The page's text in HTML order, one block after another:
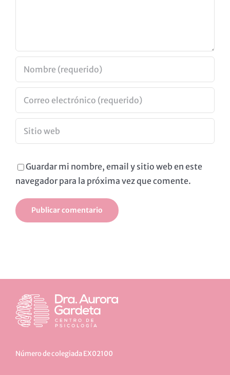
Guardar mi nombre, email y sitio web en este
navegador para la próxima vez que comente.
Número de colegiada EX02100